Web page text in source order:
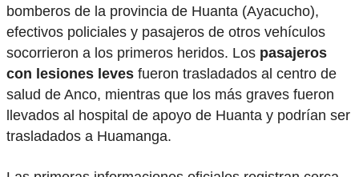
bomberos de la provincia de Huanta (Ayacucho),
efectivos policiales y pasajeros de otros vehículos
socorrieron a los primeros heridos. Los pasajeros
con lesiones leves fueron trasladados al centro de
salud de Anco, mientras que los más graves fueron
llevados al hospital de apoyo de Huanta y podrían ser
trasladados a Huamanga.